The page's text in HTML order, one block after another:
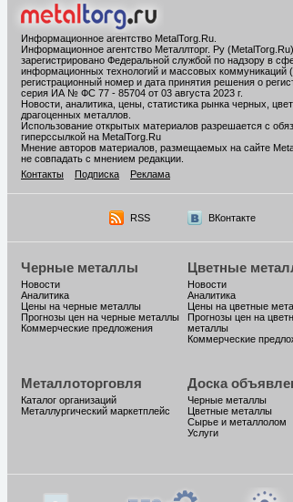
Информационное агентство MetalTorg.Ru
Информационное агентство Металлторг. Ру (MetalTorg.Ru)
зарегистрировано Федеральной службой по надзору в
информационных технологий и массовых коммуникаций
регистрационный номер и дата принятия решения о
серия ИА № ФС 77 - 85704 от 03 августа 2023 г.
Новости, аналитика, цены, статистика рынка черных,
драгоценных металлов.
Использование открытых материалов разрешается с
гиперссылкой на MetalTorg.Ru
Мнение авторов материалов, размещаемых на сайте
не совпадать с мнением редакции.
Контакты
Подписка Реклама
RSS ВКонтакте
Черные металлы
Новости
Аналитика
Цены на черные металлы
Прогнозы цен на черные металлы
Коммерческие предложения
Цветные
Новости
Аналитика
Цены на цветные
Прогнозы цен на
металлы
Коммерческие
Металлоторговля
Каталог организаций
Металлургический маркетплейс
Доска
Черные металлы
Цветные металлы
Сырье и металлолом
Услуги